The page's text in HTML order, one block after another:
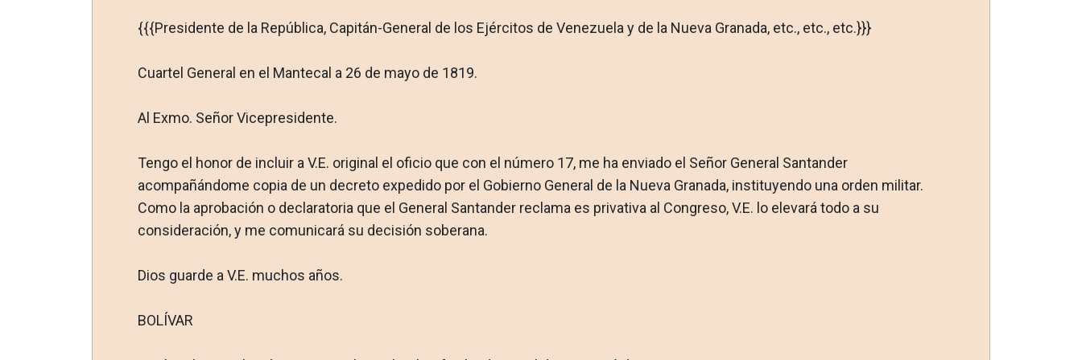
{{{Presidente de la República, Capitán-General de los Ejércitos de Venezuela y de la Nueva Granada, etc., etc., etc.}}}
Cuartel General en el Mantecal a 26 de mayo de 1819.
Al Exmo. Señor Vicepresidente.
Tengo el honor de incluir a V.E. original el oficio que con el número 17, me ha enviado el Señor General Santander
acompañándome copia de un decreto expedido por el Gobierno General de la Nueva Granada, instituyendo una orden militar.
Como la aprobación o declaratoria que el General Santander reclama es privativa al Congreso, V.E. lo elevará todo a su
consideración, y me comunicará su decisión soberana.
Dios guarde a V.E. muchos años.
BOLÍVAR